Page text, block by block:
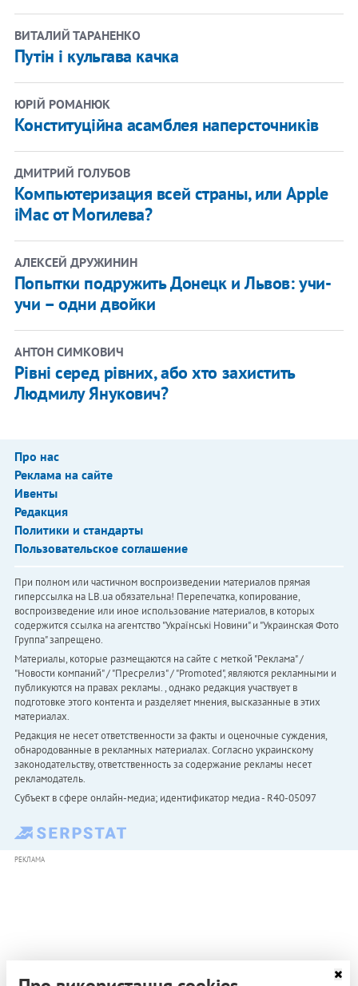
ВИТАЛИЙ ТАРАНЕНКО
Путін і кульгава качка
ЮРІЙ РОМАНЮК
Конституційна асамблея наперсточників
ДМИТРИЙ ГОЛУБОВ
Компьютеризация всей страны, или Apple
iMac от Могилева?
АЛЕКСЕЙ ДРУЖИНИН
Попытки подружить Донецк и Львов: учи-
учи – одни двойки
АНТОН СИМКОВИЧ
Рівні серед рівних, або хто захистить
Людмилу Янукович?
Про нас
Реклама на сайте
Ивенты
Редакция
Политики и стандарты
Пользовательское соглашение
При полном или частичном воспроизведении материалов прямая
гиперссылка на LB.ua обязательна! Перепечатка, копирование,
воспроизведение или иное использование материалов, в которых
содержится ссылка на агентство "Українськi Новини" и "Украинская Фото
Группа" запрещено.
Материалы, которые размещаются на сайте с меткой "Реклама" /
"Новости компаний" / "Пресрелиз" / "Promoted", являются рекламными и
публикуются на правах рекламы. , однако редакция участвует в
подготовке этого контента и разделяет мнения, высказанные в этих
материалах.
Редакция не несет ответственности за факты и оценочные суждения,
обнародованные в рекламных материалах. Согласно украинскому
законодательству, ответственность за содержание рекламы несет
рекламодатель.
Субъект в сфере онлайн-медиа; идентификатор медиа - R40-05097
РЕКЛАМА